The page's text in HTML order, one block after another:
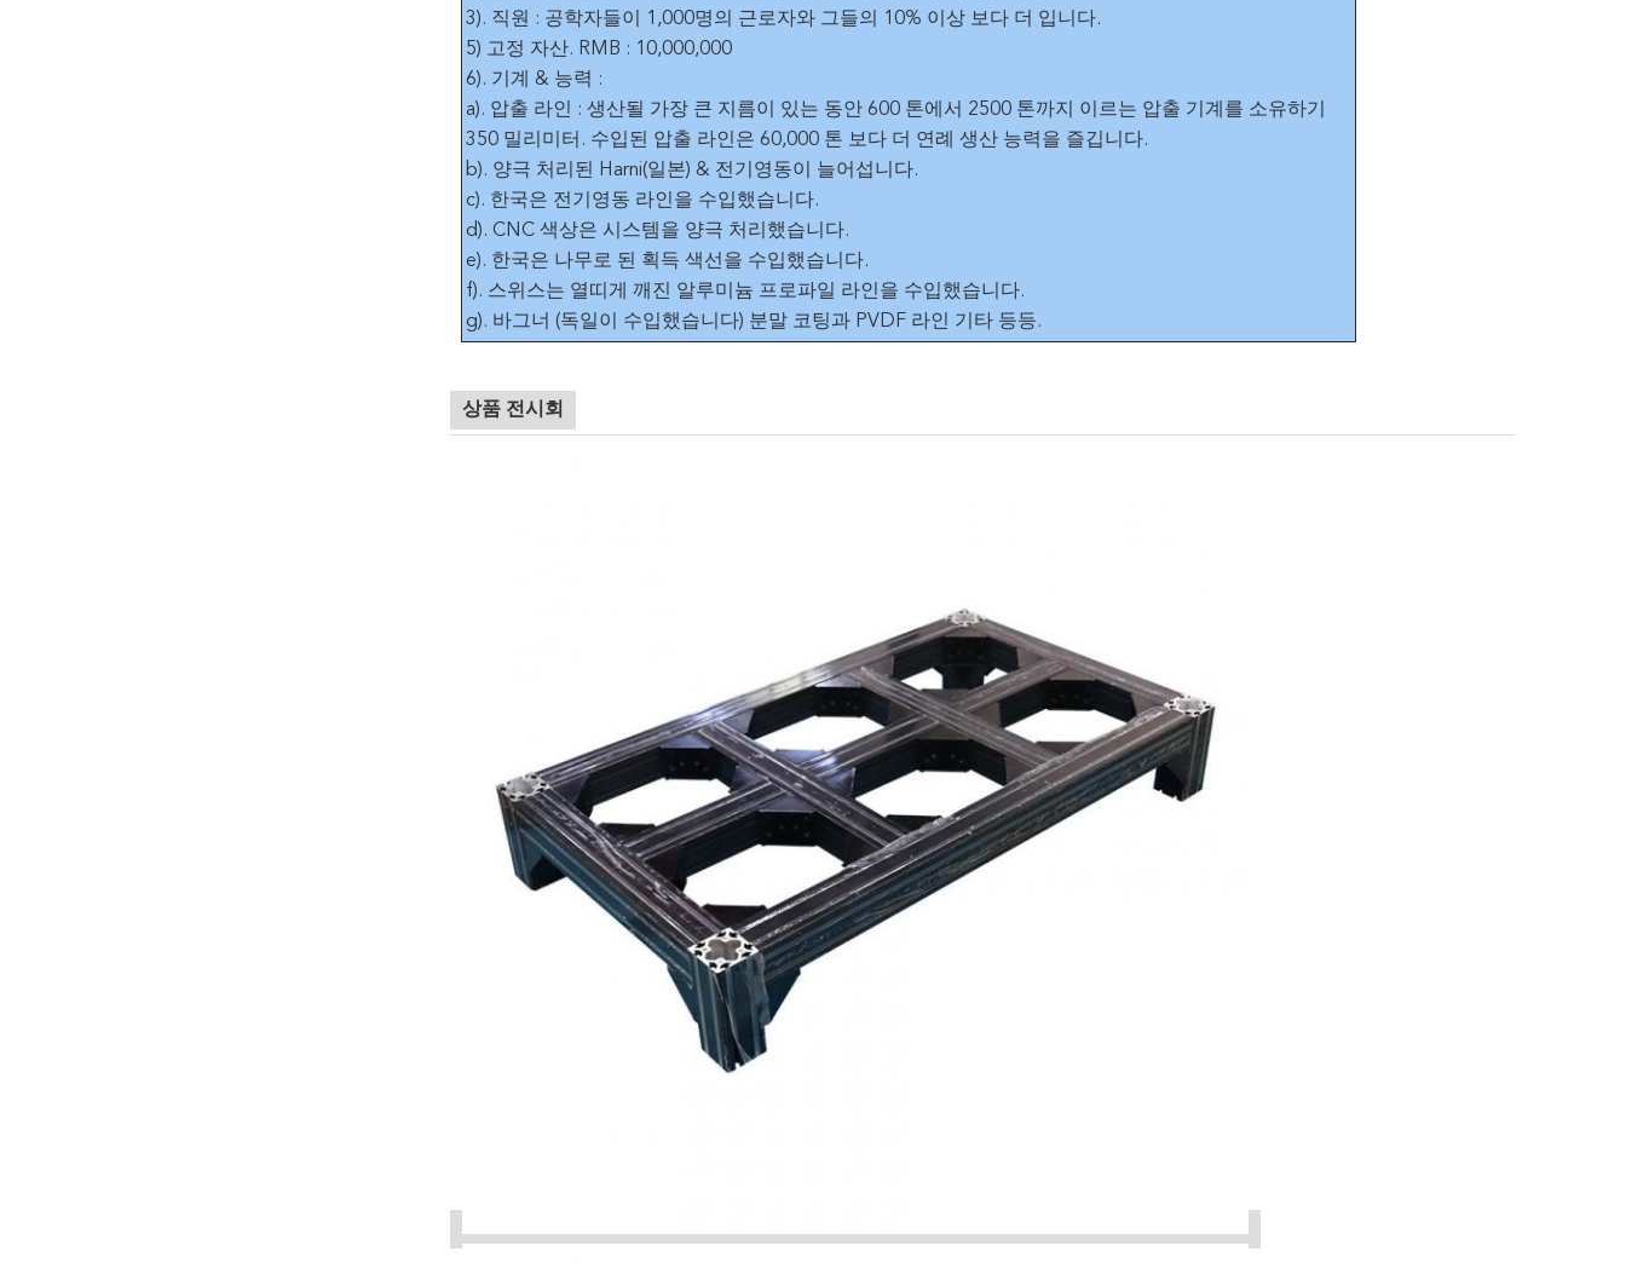
3). 직원 : 공학자들이 1,000명의 근로자와 그들의 10% 이상 보다 더 입니다.
5) 고정 자산. RMB : 10,000,000
6). 기계 & 능력 :
a). 압출 라인 : 생산될 가장 큰 지름이 있는 동안 600 톤에서 2500 톤까지 이르는 압출 기계를 소유하기
350 밀리미터. 수입된 압출 라인은 60,000 톤 보다 더 연례 생산 능력을 즐깁니다.
b). 양극 처리된 Harni(일본) & 전기영동이 늘어섭니다.
c). 한국은 전기영동 라인을 수입했습니다.
d). CNC 색상은 시스템을 양극 처리했습니다.
e). 한국은 나무로 된 획득 색선을 수입했습니다.
f). 스위스는 열띠게 깨진 알루미늄 프로파일 라인을 수입했습니다.
g). 바그너 (독일이 수입했습니다) 분말 코팅과 PVDF 라인 기타 등등.
상품 전시회